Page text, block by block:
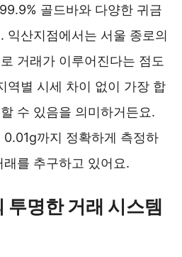
골드바와 다양한 귀금
익산지점에서는 서울 종로의
거래가 이루어진다는 점도
역별 시세 차이 없이 가장 합
수 있음을 의미하거든요.
까지 정확하게 측정하
를 추구하고 있어요.
명한 거래 시스템